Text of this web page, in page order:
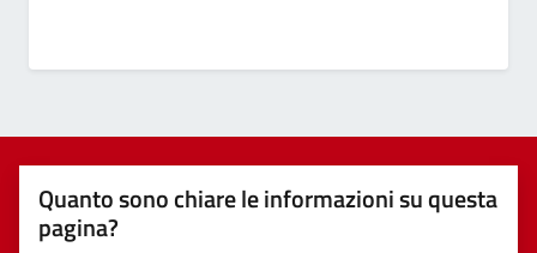
Quanto sono chiare le informazioni su questa
pagina?